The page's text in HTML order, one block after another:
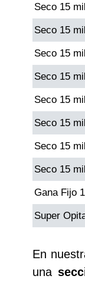
Seco 15
Seco 15
Seco 15
Seco 15
Seco 15
Seco 15
Seco 15
Seco 15
Gana Fijo
Super
En
una